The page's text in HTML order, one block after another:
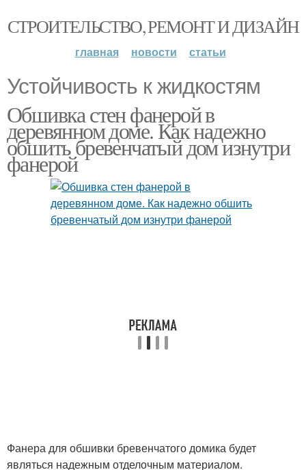
СТРОИТЕЛЬСТВО, РЕМОНТ И ДИЗАЙН
главная новости статьи
Устойчивость к жидкостям
Обшивка стен фанерой в
деревянном доме. Как надежно
обшить бревенчатый дом изнутри
фанерой
Фанера для обшивки бревенчатого домика будет
являться надежным отделочным материалом.